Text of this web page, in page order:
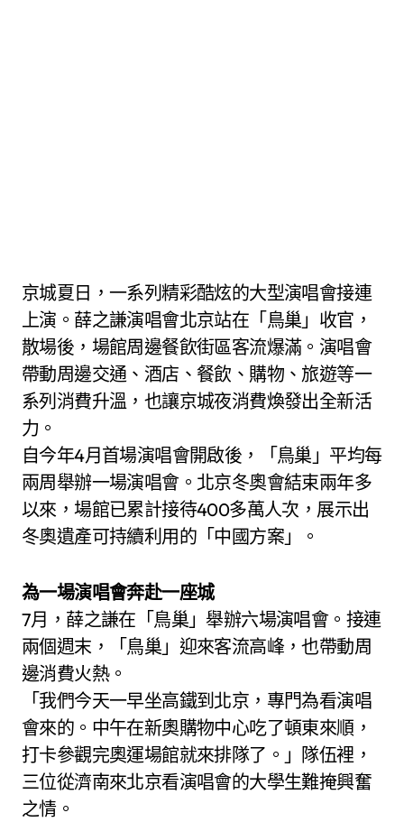
京城夏日，一系列精彩酷炫的大型演唱會接連
上演。薛之謙演唱會北京站在「鳥巢」收官，
散場後，場館周邊餐飲街區客流爆滿。演唱會
帶動周邊交通、酒店、餐飲、購物、旅遊等一
系列消費升溫，也讓京城夜消費煥發出全新活
力。
自今年4月首場演唱會開啟後，「鳥巢」平均每
兩周舉辦一場演唱會。北京冬奧會結束兩年多
以來，場館已累計接待400多萬人次，展示出
冬奧遺產可持續利用的「中國方案」。
為一場演唱會奔赴一座城
7月，薛之謙在「鳥巢」舉辦六場演唱會。接連
兩個週末，「鳥巢」迎來客流高峰，也帶動周
邊消費火熱。
「我們今天一早坐高鐵到北京，專門為看演唱
會來的。中午在新奧購物中心吃了頓東來順，
打卡參觀完奧運場館就來排隊了。」隊伍裡，
三位從濟南來北京看演唱會的大學生難掩興奮
之情。